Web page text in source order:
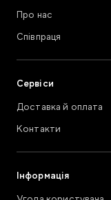
Про нас
Співпраця
Сервіси
Доставка й оплата
Контакти
Інформація